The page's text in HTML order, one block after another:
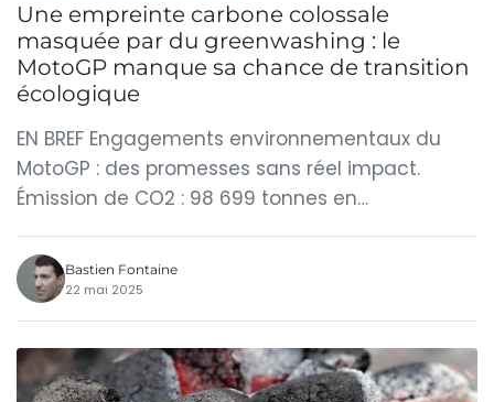
Une empreinte carbone colossale
masquée par du greenwashing : le
MotoGP manque sa chance de transition
écologique
EN BREF Engagements environnementaux du
MotoGP : des promesses sans réel impact.
Émission de CO2 : 98 699 tonnes en…
Bastien Fontaine
22 mai 2025